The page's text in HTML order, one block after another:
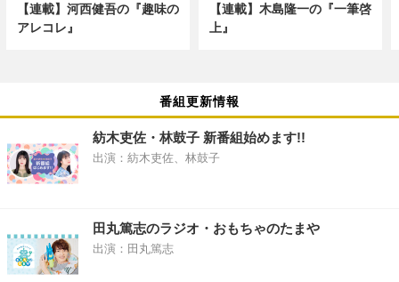
【連載】河西健吾の『趣味の
アレコレ』
【連載】木島隆一の『一筆啓
上』
番組更新情報
紡木吏佐・林鼓子 新番組始めます!!
出演：紡木吏佐、林鼓子
田丸篤志のラジオ・おもちゃのたまや
出演：田丸篤志